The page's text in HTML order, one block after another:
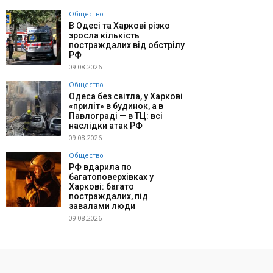
Общество
В Одесі та Харкові різко
зросла кількість
постраждалих від обстрілу
РФ
09.08.2026
Общество
Одеса без світла, у Харкові
«приліт» в будинок, а в
Павлограді — в ТЦ: всі
наслідки атак РФ
09.08.2026
Общество
РФ вдарила по
багатоповерхівках у
Харкові: багато
постраждалих, під
завалами люди
09.08.2026